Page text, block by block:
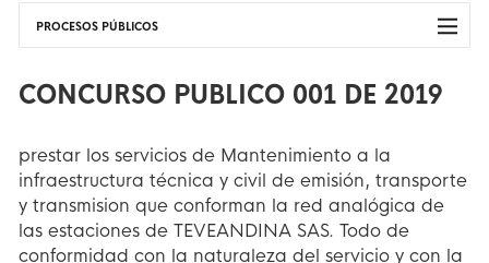
PROCESOS PÚBLICOS
CONCURSO PUBLICO 001 DE 2019
prestar los servicios de Mantenimiento a la
infraestructura técnica y civil de emisión, transporte
y transmision que conforman la red analógica de
las estaciones de TEVEANDINA SAS. Todo de
conformidad con la naturaleza del servicio y con la